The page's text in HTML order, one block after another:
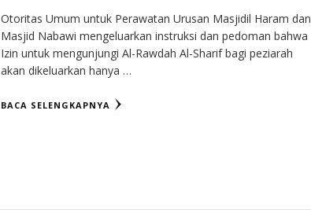
Otoritas Umum untuk Perawatan Urusan Masjidil Haram dan
Masjid Nabawi mengeluarkan instruksi dan pedoman bahwa
Izin untuk mengunjungi Al-Rawdah Al-Sharif bagi peziarah
akan dikeluarkan hanya …
BACA SELENGKAPNYA